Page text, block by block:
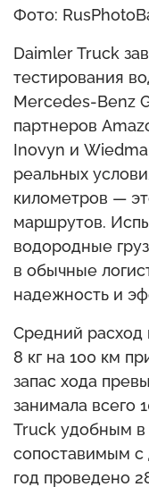
Фото:
Daimler Truck
тестирования
Mercedes-Benz
партнеров
Inovyn и
реальных
километров —
маршрутов.
водородные
в обычные
надежность и
Средний расход
8 кг на 100 км
запас хода
занимала всего
Truck удобным в
сопоставимым с
год проведено